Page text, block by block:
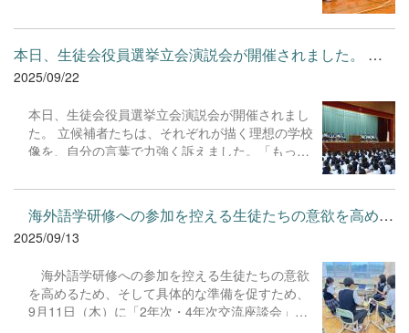
への意気込みを語ってくれました。その真剣な眼
差しは、勝利への強い意志に満ちていました。 特
に心に残ったのは、３年生が中心となって結成さ
れた応援団です。彼らは、後輩たちのために力い
を牽引してきた３年生にとって、後輩たちは単な
る後輩ではありません。共に汗を流し、喜びや悔
しさを分かち合ってきた大切な仲間です。後輩た
しいという願いが、彼らの力強いエールには込め
られていました。 学校全体で、新チームの健闘を
心から願っています。頑張れ、部活動生！
本日、生徒会役員選挙立会演説会が開催されました。 立候補者た...
2025/09/22
本日、生徒会役員選挙立会演説会が開催されまし
た。 立候補者たちは、それぞれが描く理想の学校
像を、自分の言葉で力強く訴えました。「もっと
る生徒会にしたい」といった、具体的な目標を掲
げ、その実現に向けた熱意を語ってくれました。
また、候補者を支える応援演説者たちも、友人の
人柄や優れた点を堂々と伝え、会場を温かい雰囲
い生徒会役員を決めるための行事ではありませ
ん。この行事には、生徒の皆さんが将来社会に出
て、より良い世界を築くために不可欠な「考える
海外語学研修への参加を控える生徒たちの意欲を高めるため、そ...
2025/09/13
海外語学研修への参加を控える生徒たちの意欲
を高めるため、そして具体的な準備を促すため、
9月11日（木）に「2年次・4年次交流座談会」を